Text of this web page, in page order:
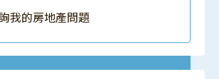
我的房地產問題